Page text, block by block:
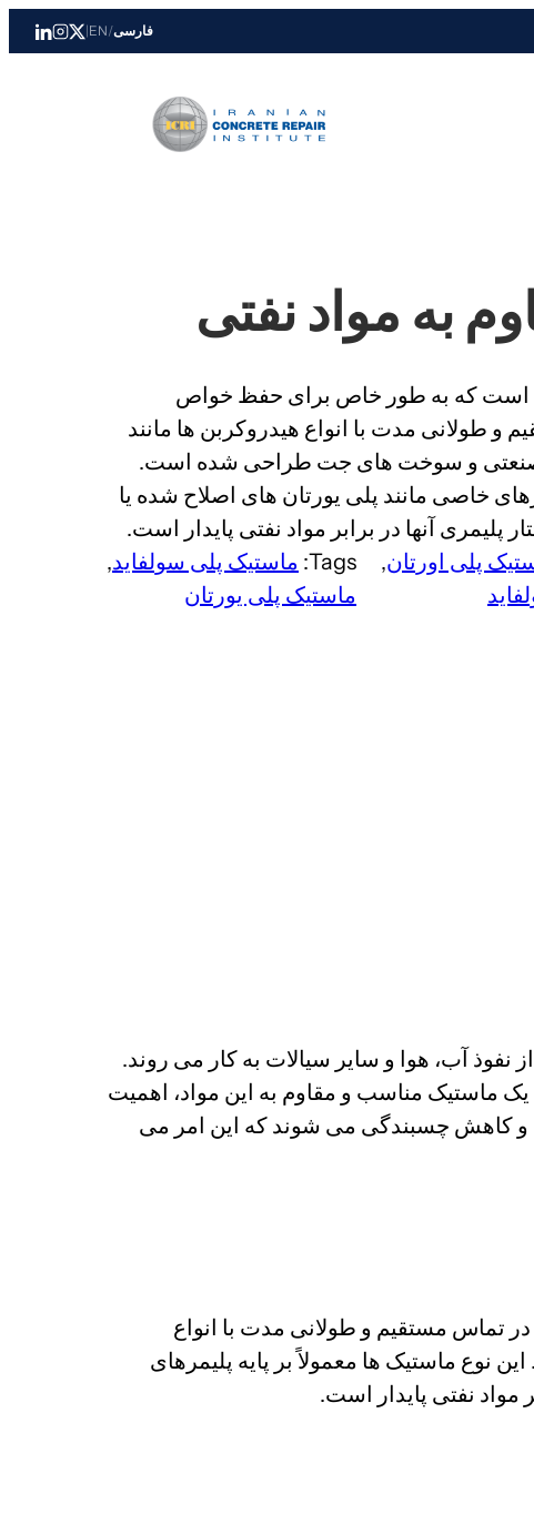
فارسی/
EN
|
به مواد نفتی
است که به طور خاص برای حفظ خواص
و طولانی مدت با انواع هیدروکربن ها مانند
صنعتی و سوخت های جت طراحی شده است.
خاصی مانند پلی یورتان های اصلاح شده یا
پلیمری آنها در برابر مواد نفتی پایدار است.
پلی اورتان,
Tags: ماستیک پلی سولفاید,
ماستیک پلی یورتان
آب، هوا و سایر سیالات به کار می روند.
یک ماستیک مناسب و مقاوم به این مواد، اهمیت
و کاهش چسبندگی می شوند که این امر می
تماس مستقیم و طولانی مدت با انواع
ماستیک ها معمولاً بر پایه پلیمرهای
مواد نفتی پایدار است.